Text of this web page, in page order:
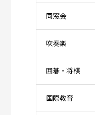
同窓会
吹奏楽
囲碁・将棋
国際教育